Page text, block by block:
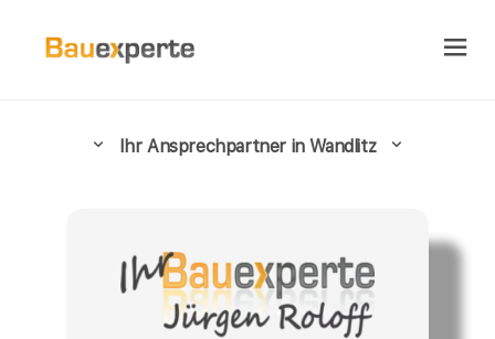
Ihr Ansprechpartner in Wandlitz